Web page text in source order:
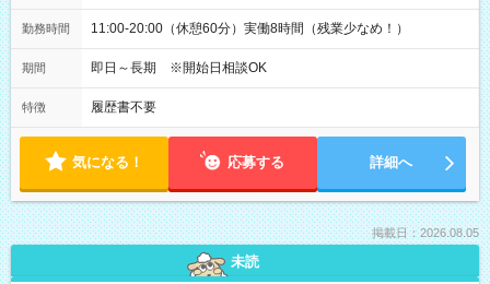
勤務時間 11:00-20:00（休憩60分）実働8時間（残業少なめ！）
期間 即日～長期 ※開始日相談OK
特徴 履歴書不要
気になる！ 応募する 詳細へ
掲載日：2026.08.05
未読